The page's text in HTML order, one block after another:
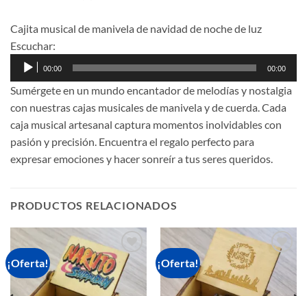
Cajita musical de manivela de navidad de noche de luz
Escuchar:
Reproductor
de
audio
00:00 00:00
Sumérgete en un mundo encantador de melodías y nostalgia
con nuestras cajas musicales de manivela y de cuerda. Cada
caja musical artesanal captura momentos inolvidables con
pasión y precisión. Encuentra el regalo perfecto para
expresar emociones y hacer sonreír a tus seres queridos.
PRODUCTOS RELACIONADOS
¡Oferta!
Añadir
a la
lista de
deseos
¡Oferta!
Añadir
a la
lista de
deseos